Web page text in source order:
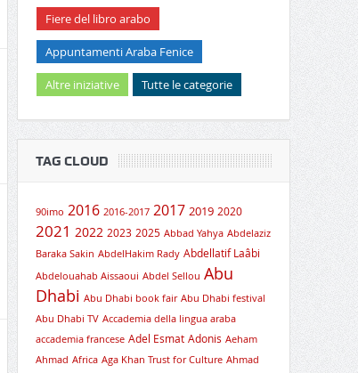
Fiere del libro arabo
Appuntamenti Araba Fenice
Altre iniziative Tutte le categorie
TAG CLOUD
90imo 2016 2016-2017 2017 2019 2020
2021 2022 2023 2025 Abbad Yahya Abdelaziz
Baraka Sakin AbdelHakim Rady Abdellatif Laâbi
Abdelouahab Aissaoui Abdel Sellou Abu
Dhabi Abu Dhabi book fair Abu Dhabi festival
Abu Dhabi TV Accademia della lingua araba
accademia francese Adel Esmat Adonis Aeham
Ahmad Africa Aga Khan Trust for Culture Ahmad